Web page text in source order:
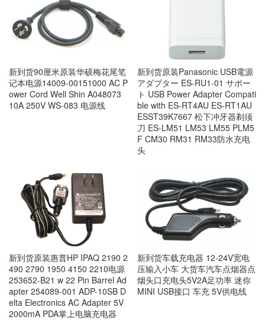
新到货90厘米原装华硕梅花尾笔
记本电源14009-00151000 AC P
ower Cord Well Shin A048073
10A 250V WS-083 电源线
新到货原装Panasonic USB電源
アダプター ES-RU1-01 サポー
ト USB Power Adapter Compati
ble with ES-RT4AU ES-RT1AU
ESST39K7667 松下冲牙器剃须
刀 ES-LM51 LM53 LM55 PLM5
F CM30 RM31 RM33防水充电
头
新到货原装惠普HP IPAQ 2190 2
490 2790 1950 4150 2210电源
253652-B21 w 22 Pin Barrel Ad
apter 254089-001 ADP-10SB D
elta Electronics AC Adapter 5V
2000mA PDA掌上电脑充电器
新到货车载充电器 12-24V宽电
压输入小车 大货车汽车点烟器点
烟头口充电头5V2A足功率 迷你
MINI USB接口 车充 5V供电线